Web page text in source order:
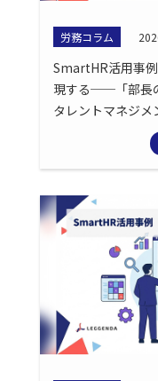
労務コラム
SmartHR活用事
現する──「部長
タレントマネジメ